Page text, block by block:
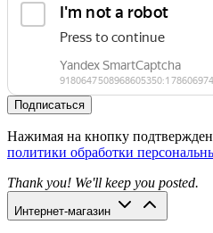
Подписаться
Нажимая на кнопку
политики обработки
Thank you! We'll keep you posted.
Интернет-магазин